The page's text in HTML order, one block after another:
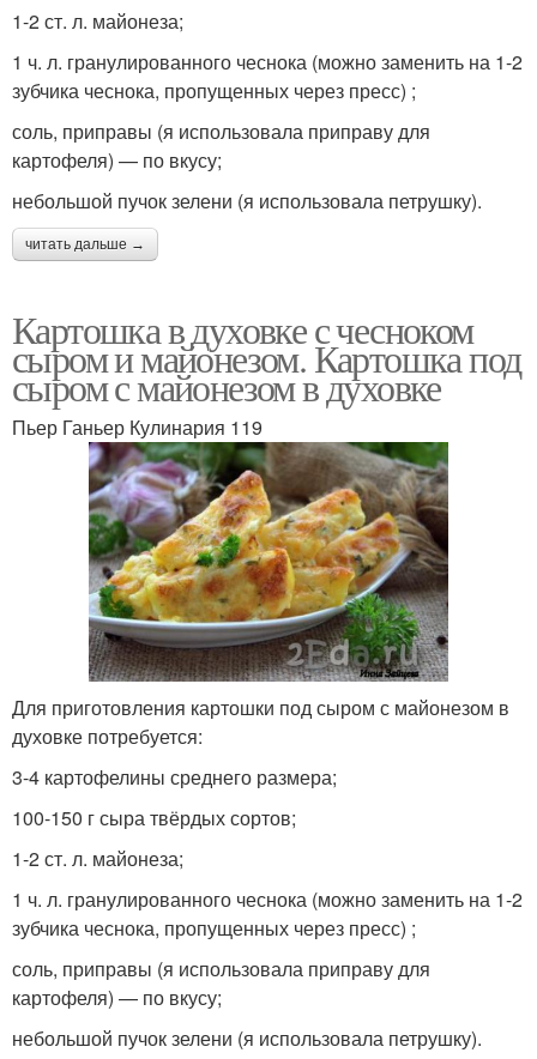
1-2 ст. л. майонеза;
1 ч. л. гранулированного чеснока (можно заменить на 1-2
зубчика чеснока, пропущенных через пресс) ;
соль, приправы (я использовала приправу для
картофеля) — по вкусу;
небольшой пучок зелени (я использовала петрушку).
читать дальше →
Картошка в духовке с чесноком
сыром и майонезом. Картошка под
сыром с майонезом в духовке
Пьер Ганьер Кулинария 119
Для приготовления картошки под сыром с майонезом в
духовке потребуется:
3-4 картофелины среднего размера;
100-150 г сыра твёрдых сортов;
1-2 ст. л. майонеза;
1 ч. л. гранулированного чеснока (можно заменить на 1-2
зубчика чеснока, пропущенных через пресс) ;
соль, приправы (я использовала приправу для
картофеля) — по вкусу;
небольшой пучок зелени (я использовала петрушку).